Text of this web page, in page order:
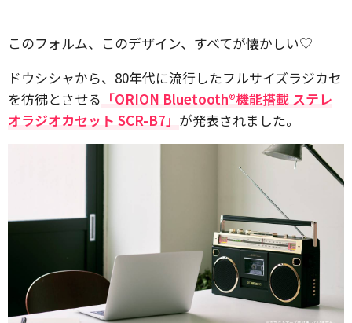
このフォルム、このデザイン、すべてが懐かしい♡
ドウシシャから、80年代に流行したフルサイズラジカセ
を彷彿とさせる 「ORION Bluetooth®機能搭載 ステレ
オラジオカセット SCR-B7」 が発表されました。